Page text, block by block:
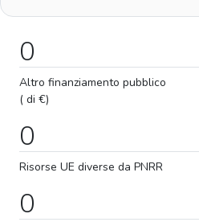
0
Altro finanziamento pubblico
( di €)
0
Risorse UE diverse da PNRR
0